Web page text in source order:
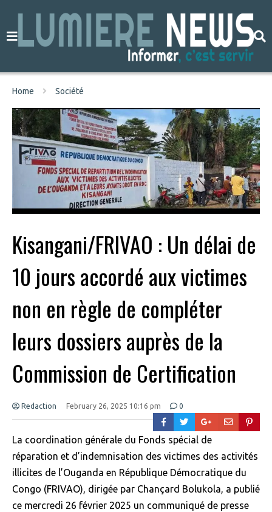
Home Société
Kisangani/FRIVAO : Un délai de
10 jours accordé aux victimes
non en règle de compléter
leurs dossiers auprès de la
Commission de Certification
Redaction February 26, 2025 10:16 pm 0
La coordination générale du Fonds spécial de
réparation et d’indemnisation des victimes des activités
illicites de l’Ouganda en République Démocratique du
Congo (FRIVAO), dirigée par Chançard Bolukola, a publié
ce mercredi 26 février 2025 un communiqué de presse